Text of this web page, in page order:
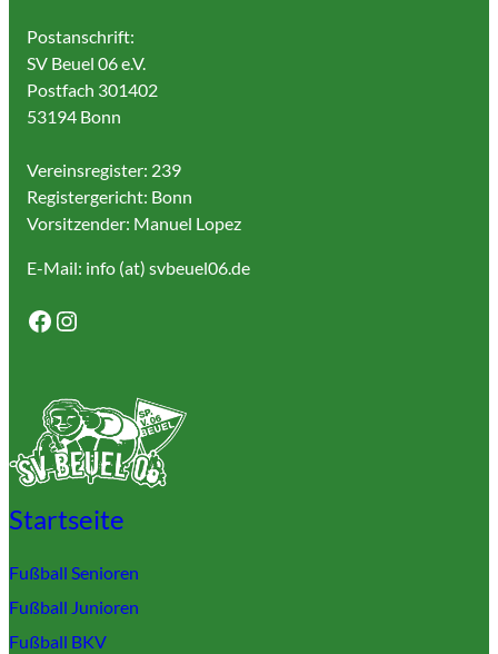
Postanschrift:
SV Beuel 06 e.V.
Postfach 301402
53194 Bonn
Vereinsregister: 239
Registergericht: Bonn
Vorsitzender: Manuel Lopez
E-Mail: info (at) svbeuel06.de
Facebook Instagram
Startseite
Fußball Senioren
Fußball Junioren
Fußball BKV